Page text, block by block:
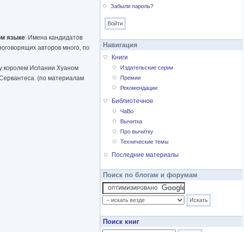
языке. Имена кандидатов
авторов много, по
королем Испании Хуаном
(по материалам
Забыли пароль?
Навигация
Книги
Издательские серии
Премии
Рекомендации
Библиотечное
ЧаВо
Вычитка
Про вычитку
Технические темы
Последние материалы
Поиск по блогам и форумам
Поиск книг